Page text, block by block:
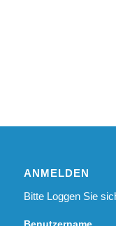
ANMELDEN
Bitte Loggen Sie